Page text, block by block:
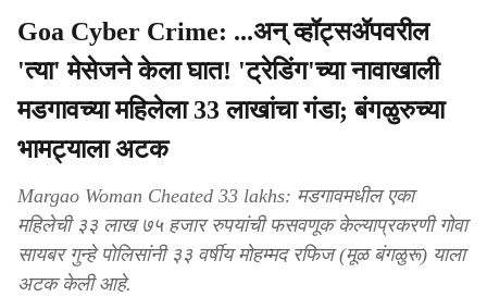
Goa Cyber Crime: ...अन् व्हॉट्सॲपवरील
'त्या' मेसेजने केला घात! 'ट्रेडिंग'च्या नावाखाली
मडगावच्या महिलेला 33 लाखांचा गंडा; बंगळुरुच्या
भामट्याला अटक
Margao Woman Cheated 33 lakhs: मडगावमधील एका
महिलेची ३३ लाख ७५ हजार रुपयांची फसवणूक केल्याप्रकरणी गोवा
सायबर गुन्हे पोलिसांनी ३३ वर्षीय मोहम्मद रफिज (मूळ बंगळुरू) याला
अटक केली आहे.